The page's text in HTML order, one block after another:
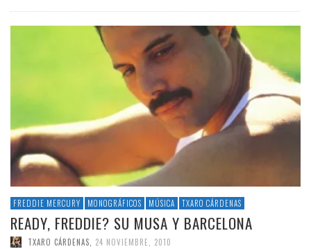
FREDDIE MERCURY MONOGRÁFICOS MÚSICA TXARO CÁRDENAS
READY, FREDDIE? SU MUSA Y BARCELONA
TXARO CÁRDENAS 24 NOVIEMBRE, 2010